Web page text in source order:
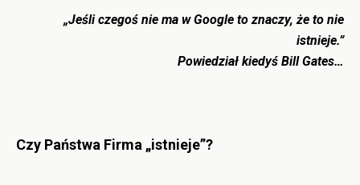
„Jeśli czegoś nie ma w Google to znaczy, że to nie
istnieje.”
Powiedział kiedyś Bill Gates…
Czy Państwa Firma „istnieje”?